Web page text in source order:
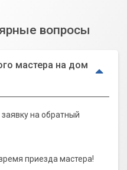
вопросы
мастера на дом
на обратный
приезда мастера!